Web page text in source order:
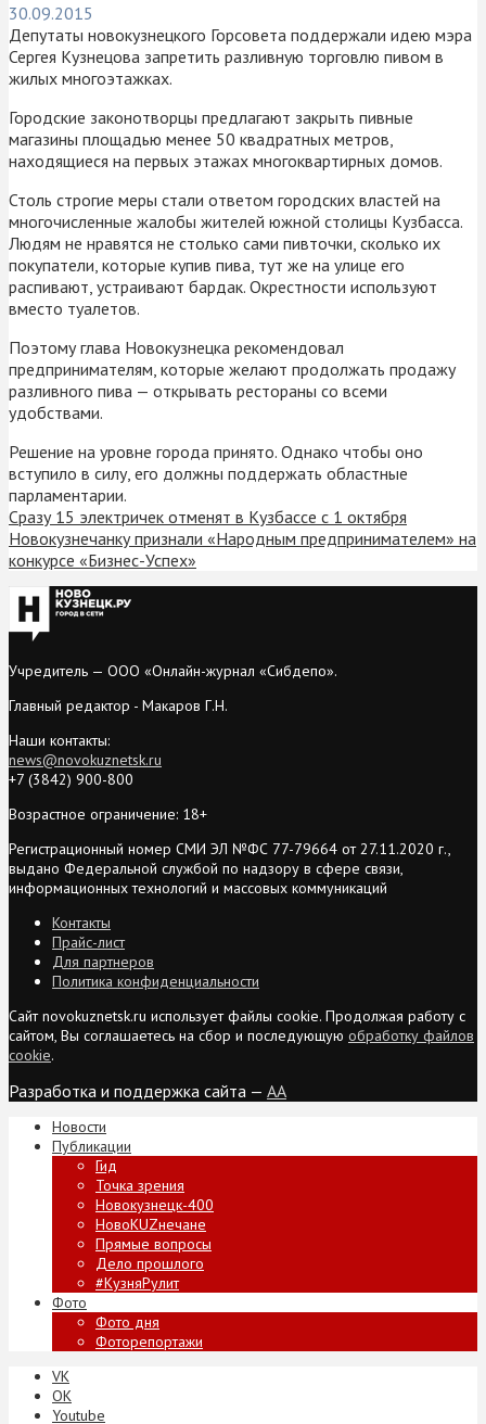
30.09.2015
Депутаты новокузнецкого Горсовета поддержали идею мэра
Сергея Кузнецова запретить разливную торговлю пивом в
жилых многоэтажках.
Городские законотворцы предлагают закрыть пивные
магазины площадью менее 50 квадратных метров,
находящиеся на первых этажах многоквартирных домов.
Столь строгие меры стали ответом городских властей на
многочисленные жалобы жителей южной столицы Кузбасса.
Людям не нравятся не столько сами пивточки, сколько их
покупатели, которые купив пива, тут же на улице его
распивают, устраивают бардак. Окрестности используют
вместо туалетов.
Поэтому глава Новокузнецка рекомендовал
предпринимателям, которые желают продолжать продажу
разливного пива — открывать рестораны со всеми
удобствами.
Решение на уровне города принято. Однако чтобы оно
вступило в силу, его должны поддержать областные
парламентарии.
Сразу 15 электричек отменят в Кузбассе с 1 октября
Новокузнечанку признали «Народным предпринимателем» на
конкурсе «Бизнес-Успех»
Учредитель — ООО «Онлайн-журнал «Сибдепо».
Главный редактор - Макаров Г.Н.
Наши контакты:
news@novokuznetsk.ru
+7 (3842) 900-800
Возрастное ограничение: 18+
Регистрационный номер СМИ ЭЛ №ФС 77-79664 от 27.11.2020 г.,
выдано Федеральной службой по надзору в сфере связи,
информационных технологий и массовых коммуникаций
Контакты
Прайс-лист
Для партнеров
Политика конфиденциальности
Сайт novokuznetsk.ru использует файлы cookie. Продолжая работу с
сайтом, Вы соглашаетесь на сбор и последующую обработку файлов
cookie.
Разработка и поддержка сайта — AA
Новости
Публикации
Гид
Точка зрения
Новокузнецк-400
НовоKUZнечане
Прямые вопросы
Дело прошлого
#КузняРулит
Фото
Фото дня
Фоторепортажи
VK
ОК
Youtube